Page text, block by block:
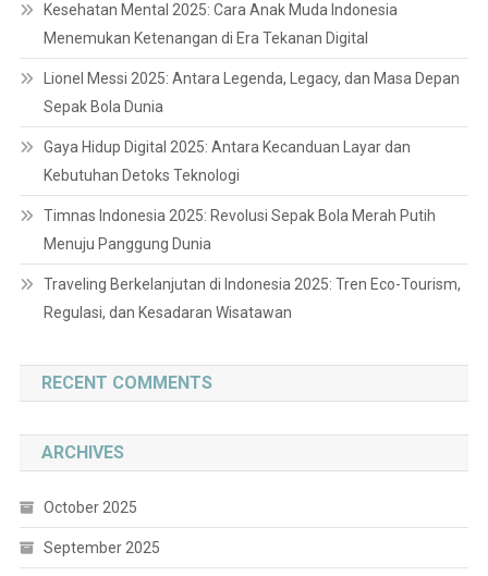
Kesehatan Mental 2025: Cara Anak Muda Indonesia
Menemukan Ketenangan di Era Tekanan Digital
Lionel Messi 2025: Antara Legenda, Legacy, dan Masa Depan
Sepak Bola Dunia
Gaya Hidup Digital 2025: Antara Kecanduan Layar dan
Kebutuhan Detoks Teknologi
Timnas Indonesia 2025: Revolusi Sepak Bola Merah Putih
Menuju Panggung Dunia
Traveling Berkelanjutan di Indonesia 2025: Tren Eco-Tourism,
Regulasi, dan Kesadaran Wisatawan
RECENT COMMENTS
ARCHIVES
October 2025
September 2025